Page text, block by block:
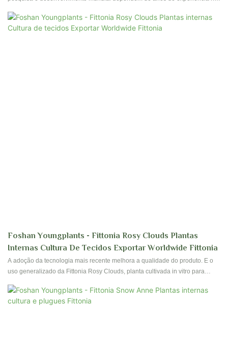
tecnologias permitem soluções personalizadas para todos os clientes.
Foshan Youngplants - Fittonia Rosy Clouds Plantas
Internas Cultura De Tecidos Exportar Worldwide Fittonia
A adoção da tecnologia mais recente melhora a qualidade do produto. E o
uso generalizado da Fittonia Rosy Clouds, planta cultivada in vitro para
grande aceitação no mercado. Além disso, o produto foi desenvolvido para
atender às diferentes preferências e demandas.